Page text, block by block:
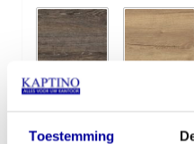
Toestemming
Bruin eiken